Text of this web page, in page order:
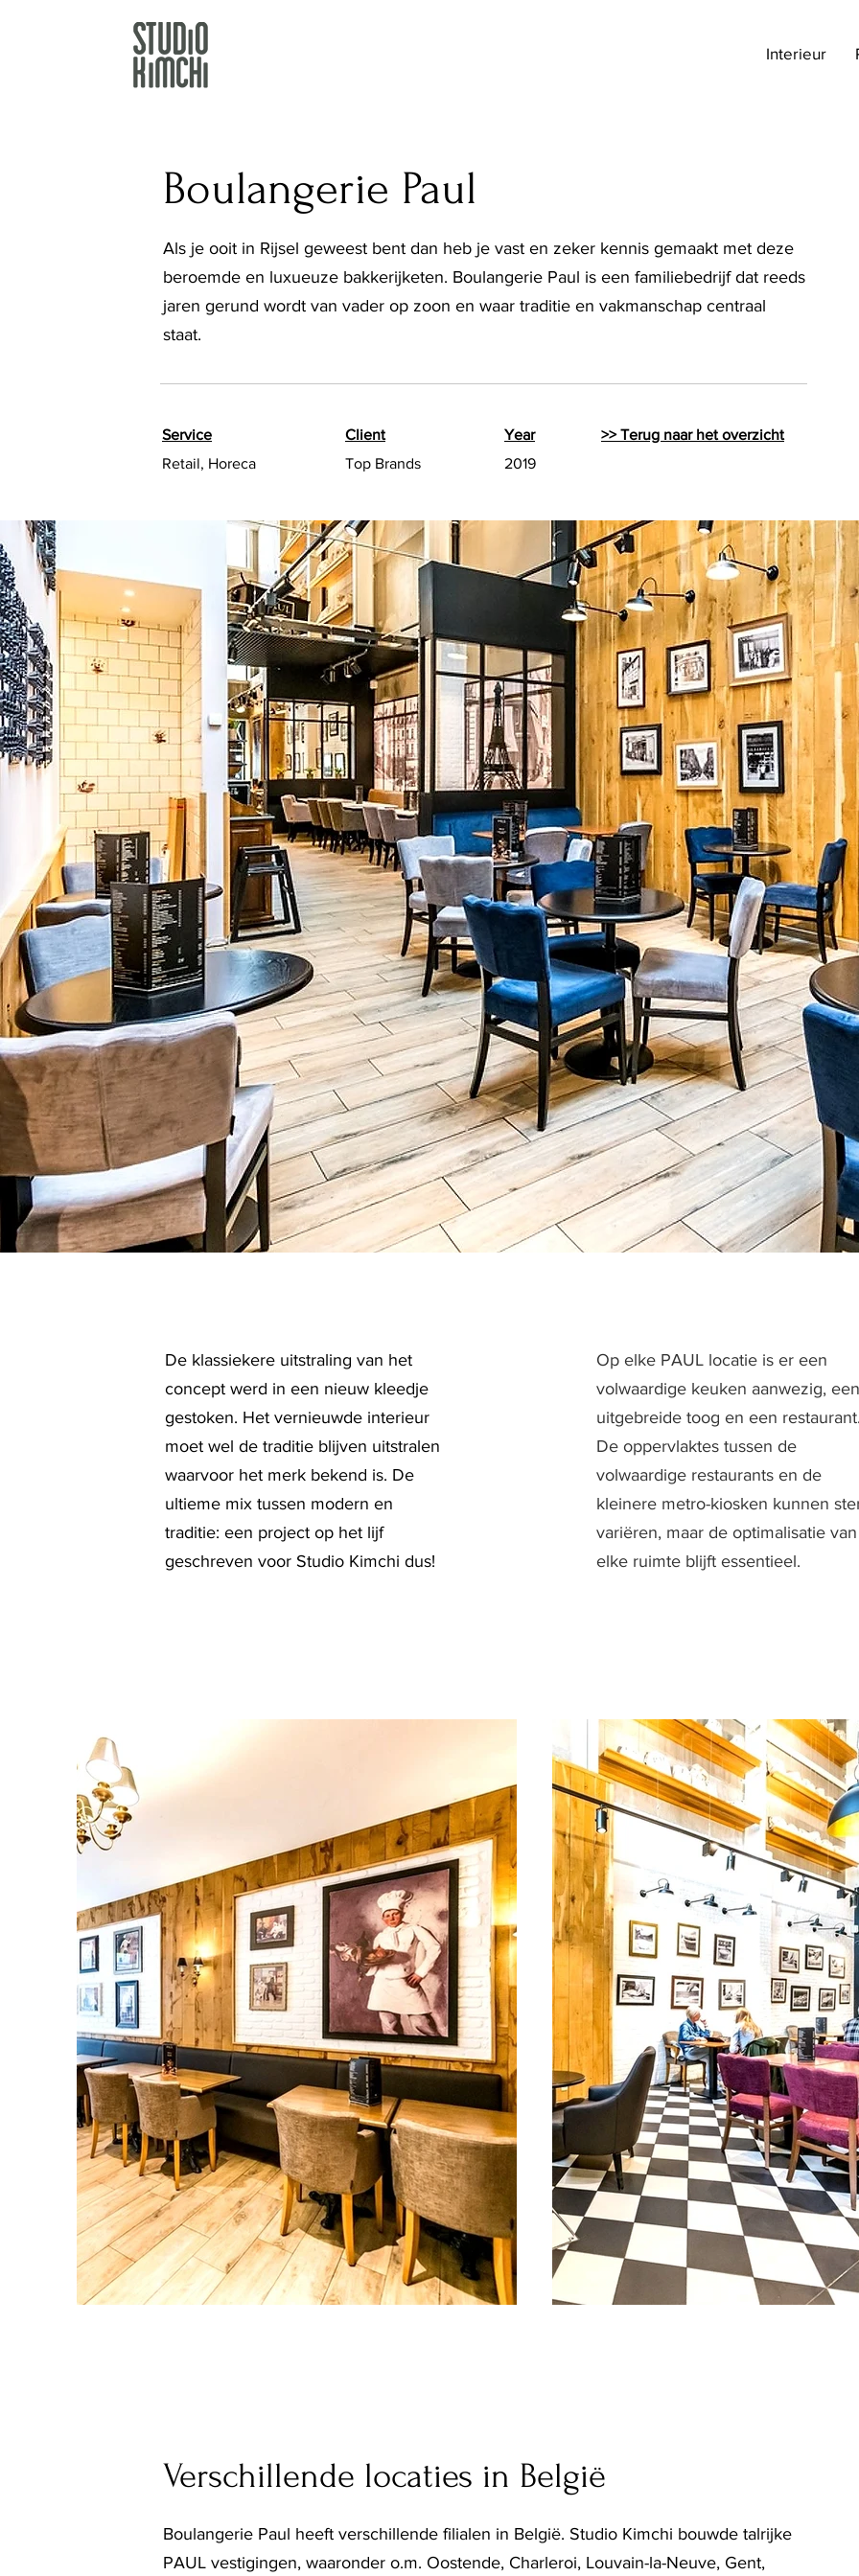
Interieur
Boulangerie Paul
Als je ooit in Rijsel geweest bent dan heb je vast en zeker kennis gemaakt met deze
beroemde en luxueuze bakkerijketen. Boulangerie Paul is een familiebedrijf dat reeds
jaren gerund wordt van vader op zoon en waar traditie en vakmanschap centraal
staat.
Service
Retail, Horeca
Client
Top Brands
Year
>> Terug naar het overzicht
2019
De klassiekere uitstraling van het
concept werd in een nieuw kleedje
gestoken. Het vernieuwde interieur
moet wel de traditie blijven uitstralen
waarvoor het merk bekend is. De
ultieme mix tussen modern en
traditie: een project op het lijf
geschreven voor Studio Kimchi dus!
Op elke PAUL locatie is er een
volwaardige keuken aanwezig, een
uitgebreide toog en een restaurant.
De oppervlaktes tussen de
volwaardige restaurants en de
kleinere metro-kiosken kunnen
variëren, maar de optimalisatie van
elke ruimte blijft essentieel.
Verschillende locaties in België
Boulangerie Paul heeft verschillende filialen in België. Studio Kimchi bouwde talrijke
PAUL vestigingen, waaronder o.m. Oostende, Charleroi, Louvain-la-Neuve, Gent,